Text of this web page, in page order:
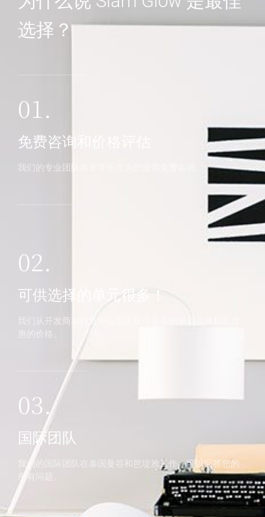
选择？
01.
免费咨询和价格评估
我们的专业团队将非常乐意为您提供免费咨询。
02.
可供选择的单元很多！
我们从开发商和转售单位那里获得最多的单位选择和最优
惠的价格。
03.
国际团队
我们的国际团队在泰国曼谷和芭堤雅工作，可以回答您的
所有问题。